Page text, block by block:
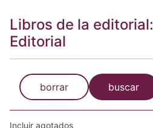
Libros de la
Editorial
borrar buscar
Incluir agotados